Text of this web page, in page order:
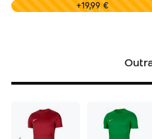
0,00 € +19,99 €